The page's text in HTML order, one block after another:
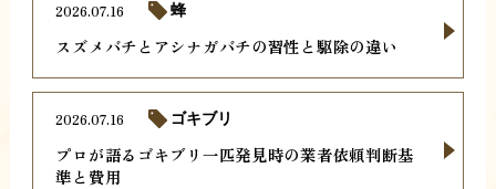
スズメバチとアシナガバチの習性と駆除の違い
2026.07.16 蜂
プロが語るゴキブリ一匹発見時の業者依頼判断基
準と費用
2026.07.16 ゴキブリ